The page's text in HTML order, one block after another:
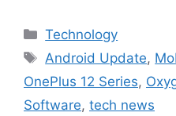
Categories
Technology
Tags
Android Update,
OnePlus 12 Series,
Software, tech news